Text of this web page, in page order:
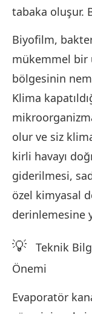
tabaka oluşur.
Biyofilm,
mükemmel bir
bölgesinin
Klima
olur ve siz
kirli havayı
giderilmesi,
özel kimyasal
derinlemesine
💡
Teknik
Önemi
Evaporatör